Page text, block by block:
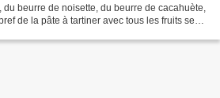
beurre de noisette, du beurre de cacahuète,
de la pâte à tartiner avec tous les fruits secs